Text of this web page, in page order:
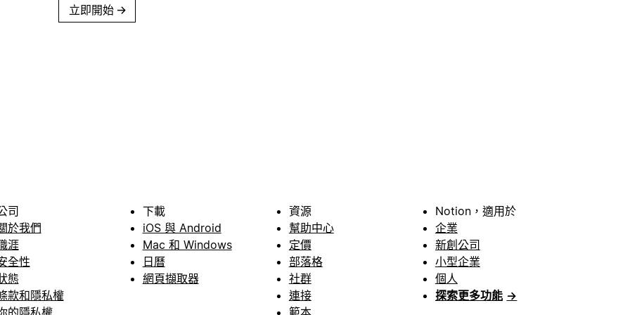
立即開始 →
司
於我們
涯
全性
態
款和隱私權
下載
iOS 與 Android
Mac 和 Windows
日曆
網頁擷取器
資源
幫助中心
定價
部落格
社群
連接
Notion，適用於
企業
新創公司
小型企業
個人
探索更多功能 →